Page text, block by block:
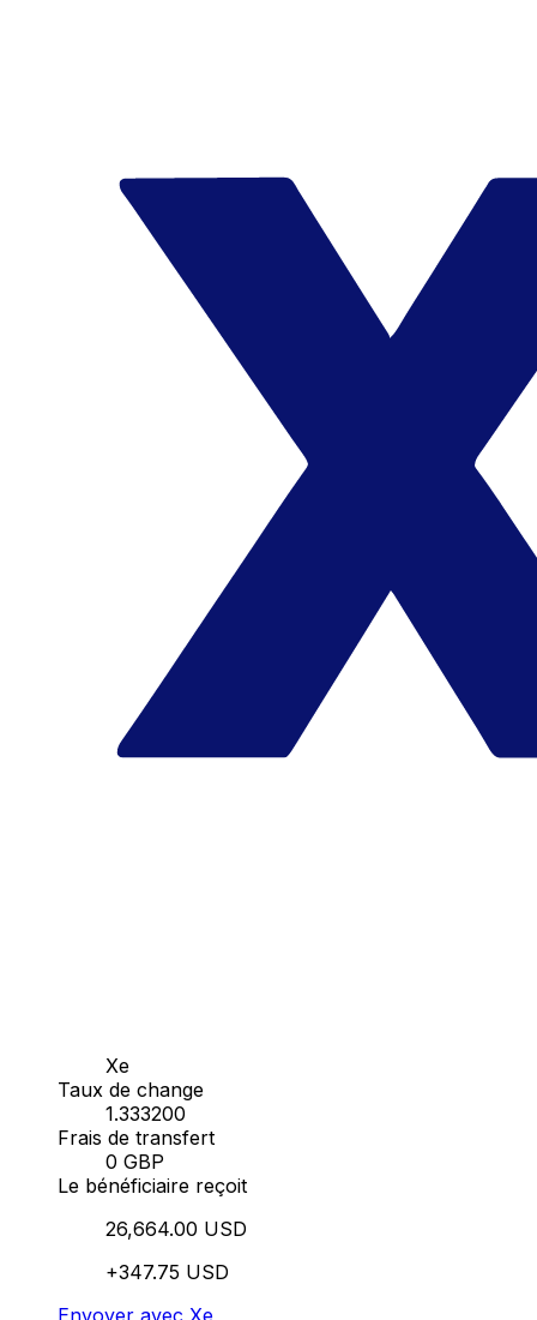
Xe
Taux de change
1.333200
Frais de transfert
0 GBP
Le bénéficiaire reçoit
26,664.00 USD
+347.75 USD